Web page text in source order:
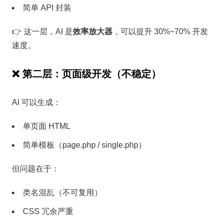
简单 API 封装
👉 这一层，AI 是效率放大器 ，可以提升 30%~70% 开发
速度。
❌ 第二层：页面级开发（不稳定）
AI 可以生成：
单页面 HTML
简单模板（page.php / single.php）
但问题在于：
类名混乱（不可复用）
CSS 冗余严重